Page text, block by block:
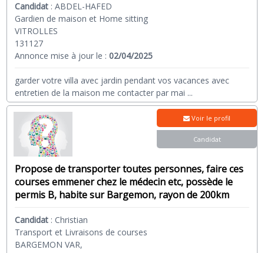
Candidat :ABDEL-HAFED
Gardien de maison et Home sitting
VITROLLES
131127
Annonce mise à jour le :02/04/2025
garder votre villa avec jardin pendant vos vacances avec
entretien de la maison me contacter par mai ...
Propose de transporter toutes personnes, faire ces
courses emmener chez le médecin etc, possède le
permis B, habite sur Bargemon, rayon de 200km
Candidat : Christian
Transport et Livraisons de courses
BARGEMON VAR,
Voir le profil
Candidat